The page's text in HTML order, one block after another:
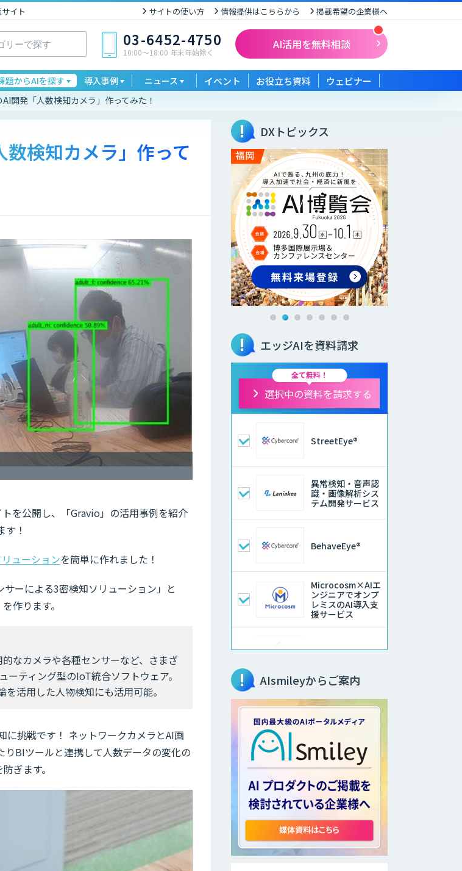
イト サイトの使い方 情報提供はこちらから 掲載希望の企業様へ
03-6452-4750
10:00〜18:00 年末年始除く
AI活用を無料相談
題からAIを探す 導入事例 ニュース イベント お役立ち資料 ウェビナー
開発「人数検知カメラ」作ってみた！
検知カメラ」作って
を公開し、「Gravio」の活用事例を紹介
！
ューションを簡単に作れました！
ーによる3密検知ソリューション」と
作ります。
なカメラや各種センサーなど、さまざ
ティング型のIoT統合ソフトウェア。
活用した人物検知にも活用可能。
挑戦です！ ネットワークカメラとAI画
BIツールと連携して人数データの変化の
ぎます。
DXトピックス
エッジAIを資料請求
全て無料！
選択中の資料を請求する
StreetEye®
異常検知・音声認
識・画像解析シス
テム開発サービス
BehaveEye®
Microcosm×AIエ
ンジニアでオンプ
レミスのAI導入支
援サービス
異常検知AI
アラヤのエッジAI
コンサルティング
高性能・省電力を
両立した小型AIゲ
ートウェイ
A5000」
高性能 AI エンジ
ン搭載エッジシス
テム「VAB-
5000」
AIsmileyからご案内